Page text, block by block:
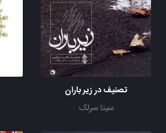
تصنیف در زیر باران
سینا سرلک